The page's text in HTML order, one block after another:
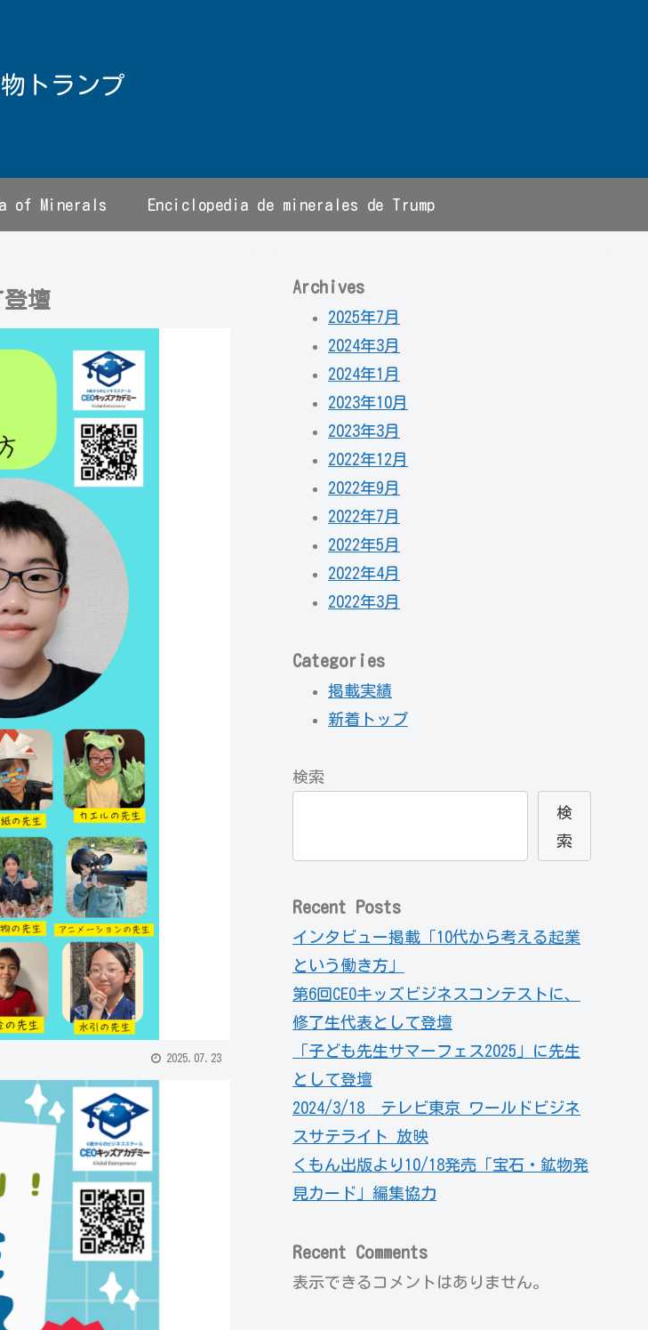
トランプ
of Minerals Enciclopedia de minerales de Trump
登壇
2025.07.23
Archives
2025年7月
2024年3月
2024年1月
2023年10月
2023年3月
2022年12月
2022年9月
2022年7月
2022年5月
2022年4月
2022年3月
Categories
掲載実績
新着トップ
検索
検
索
Recent Posts
インタビュー掲載「10代から考える起業
という働き方」
第6回CEOキッズビジネスコンテストに、
修了生代表として登壇
「子ども先生サマーフェス2025」に先生
として登壇
2024/3/18 テレビ東京 ワールドビジネ
スサテライト 放映
くもん出版より10/18発売「宝石・鉱物発
見カード」編集協力
Recent Comments
表示できるコメントはありません。